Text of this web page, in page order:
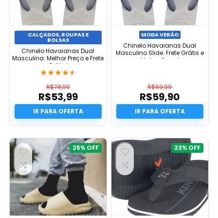
CALÇADOS, ROUPAS E
BOLSAS
Chinelo Havaianas Dual
Masculina: Melhor Preço e Frete
Grátis!
★★★★★
R$78,99
O
preço
original
era:
R$53,99
O
preço
atual
R$53,99.
MODA VERÃO
Chinelo Havaianas Dual
Masculino Slide: Frete Grátis e
Melhor Preço!
R$69,99
O
preço
original
era:
R$59,90
O
preço
atual
R$59,90.
25% 23%